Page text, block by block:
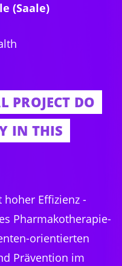
(Saale)
PROJECT DO
IN THIS
Effizienz -
Pharmakotherapie-
orientierten
Prävention im